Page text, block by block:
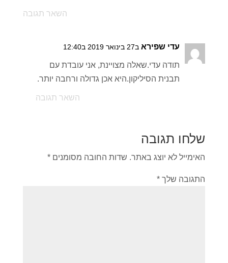
השאר תגובה
עדי שפירא ב27 בינואר 2019 ב12:40
תודה עדי.שאלה מצויינת, אני עובדת עם
תבנית הסיליקון.היא אכן גדולה ורחבה יותר.
השאר תגובה
שלחו תגובה
האימייל לא יוצג באתר. שדות החובה מסומנים *
התגובה שלך *